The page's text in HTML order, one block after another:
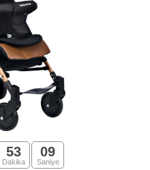
53
Dakika
08
Saniye